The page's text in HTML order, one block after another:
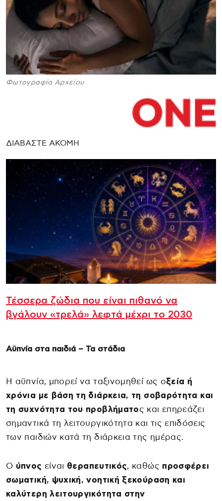
Φωτογραφία Αρχείου
ΔΙΑΒΑΣΤΕ ΑΚΟΜΗ
Τέσσερα ζώδια που είναι πιθανό να
βγάλουν «τρελά» λεφτά μέχρι το 2030
Αϋπνία στα παιδιά – Τα στάδια
Η αϋπνία, μπορεί να ταξινομηθεί ως οξεία ή
χρόνια με βάση τη διάρκεια, τη σοβαρότητα και
τη συχνότητα του προβλήματος και επηρεάζει
σημαντικά τη λειτουργικότητα και τις επιδόσεις
των παιδιών κατά τη διάρκεια της ημέρας.
Ο ύπνος είναι θεραπευτικός, καθώς προσφέρει
σωματική, ψυχική, νοητική ξεκούραση και
καλύτερη λειτουργικότητα στην